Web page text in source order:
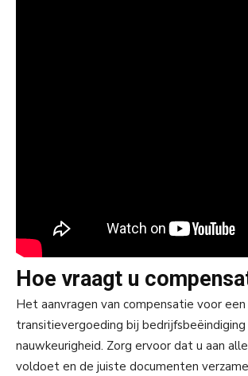
Hoe vraagt u
Het aanvragen van compensatie voor een
transitievergoeding bij
nauwkeurigheid. Zorg ervoor dat u aan
voldoet en de juiste documenten